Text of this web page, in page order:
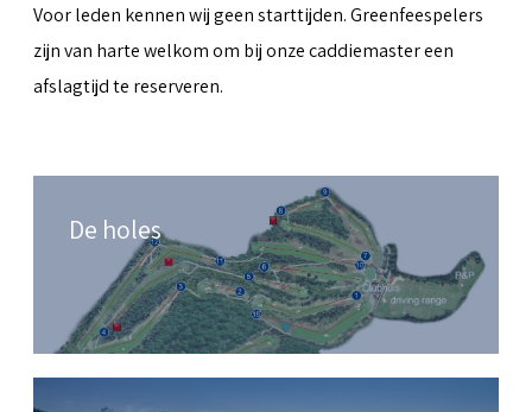
Voor leden kennen wij geen starttijden. Greenfeespelers
zijn van harte welkom om bij onze caddiemaster een
afslagtijd te reserveren.
De holes